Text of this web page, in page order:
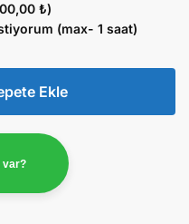
₺)
(max- 1 saat)
Ekle
var?